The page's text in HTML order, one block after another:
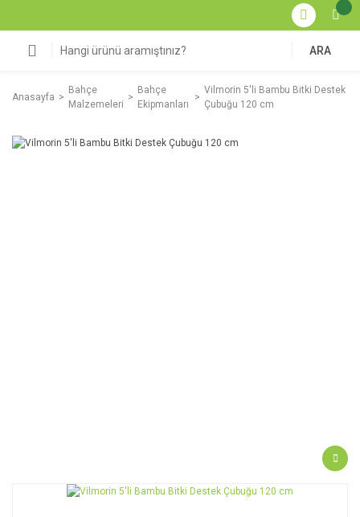
ARA
Anasayfa
Bahçe
Malzemeleri
Bahçe
Ekipmanları
Vilmorin 5'li Bambu Bitki Destek
Çubuğu 120 cm